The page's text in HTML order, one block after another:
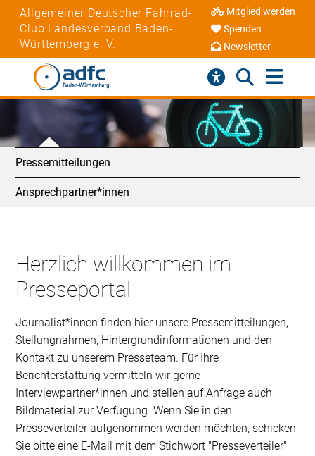
Allgemeiner Deutscher Fahrrad-
Club Landesverband Baden-
Württemberg e. V.
Mitglied werden
Spenden
Newsletter
Pressemitteilungen
Ansprechpartner*innen
Herzlich willkommen im
Presseportal
Journalist*innen finden hier unsere Pressemitteilungen,
Stellungnahmen, Hintergrundinformationen und den
Kontakt zu unserem Presseteam. Für Ihre
Berichterstattung vermitteln wir gerne
Interviewpartner*innen und stellen auf Anfrage auch
Bildmaterial zur Verfügung. Wenn Sie in den
Presseverteiler aufgenommen werden möchten, schicken
Sie bitte eine E-Mail mit dem Stichwort "Presseverteiler"